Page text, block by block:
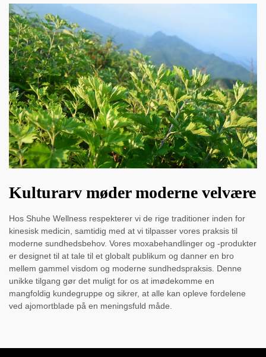
Kulturarv møder moderne velvære
Hos Shuhe Wellness respekterer vi de rige traditioner inden for
kinesisk medicin, samtidig med at vi tilpasser vores praksis til
moderne sundhedsbehov. Vores moxabehandlinger og -produkter
er designet til at tale til et globalt publikum og danner en bro
mellem gammel visdom og moderne sundhedspraksis. Denne
unikke tilgang gør det muligt for os at imødekomme en
mangfoldig kundegruppe og sikrer, at alle kan opleve fordelene
ved ajomortblade på en meningsfuld måde.